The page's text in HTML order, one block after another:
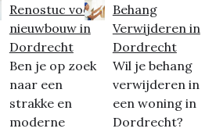
Renostuc voor
nieuwbouw in
Dordrecht
Ben je op zoek
naar een
strakke en
moderne
Behang
Verwijderen in
Dordrecht
Wil je behang
verwijderen in
een woning in
Dordrecht?